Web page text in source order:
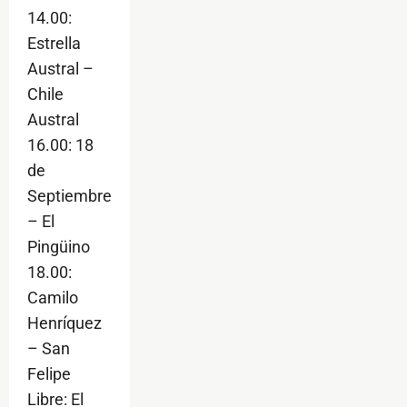
14.00:
Estrella
Austral –
Chile
Austral
16.00: 18
de
Septiembre
– El
Pingüino
18.00:
Camilo
Henríquez
– San
Felipe
Libre: El